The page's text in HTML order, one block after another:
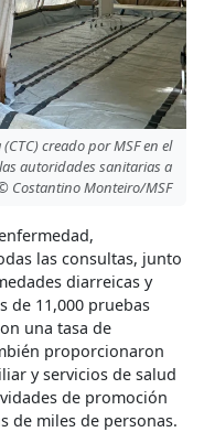
creado por MSF en el
autoridades sanitarias a
Costantino Monteiro/MSF
las consultas, junto
diarreicas y
de 11,000 pruebas
una tasa de
proporcionaron
y servicios de salud
de promoción
de miles de personas.